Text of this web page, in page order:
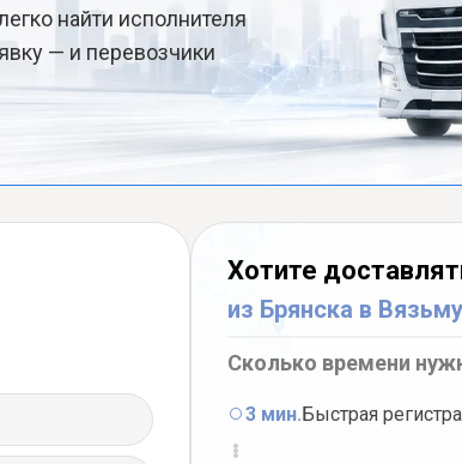
найти исполнителя
— и перевозчики
Хотите
из Брянска в
Сколько времени
3 мин.Быстрая